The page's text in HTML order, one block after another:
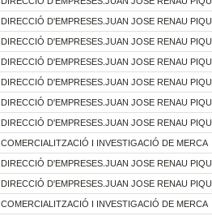
DIRECCIÓ D'EMPRESES.JUAN JOSE RENAU PIQU
DIRECCIÓ D'EMPRESES.JUAN JOSE RENAU PIQU
DIRECCIÓ D'EMPRESES.JUAN JOSE RENAU PIQU
DIRECCIÓ D'EMPRESES.JUAN JOSE RENAU PIQU
DIRECCIÓ D'EMPRESES.JUAN JOSE RENAU PIQU
DIRECCIÓ D'EMPRESES.JUAN JOSE RENAU PIQU
COMERCIALITZACIÓ I INVESTIGACIÓ DE MERCA
DIRECCIÓ D'EMPRESES.JUAN JOSE RENAU PIQU
DIRECCIÓ D'EMPRESES.JUAN JOSE RENAU PIQU
COMERCIALITZACIÓ I INVESTIGACIÓ DE MERCA